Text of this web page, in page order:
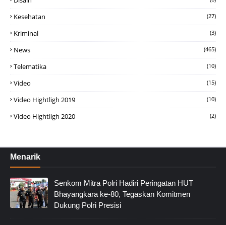
Kesehatan (27)
Kriminal (3)
News (465)
Telematika (10)
Video (15)
Video Hightligh 2019 (10)
Video Hightligh 2020 (2)
Menarik
Senkom Mitra Polri Hadiri Peringatan HUT
Bhayangkara ke-80, Tegaskan Komitmen
Dukung Polri Presisi